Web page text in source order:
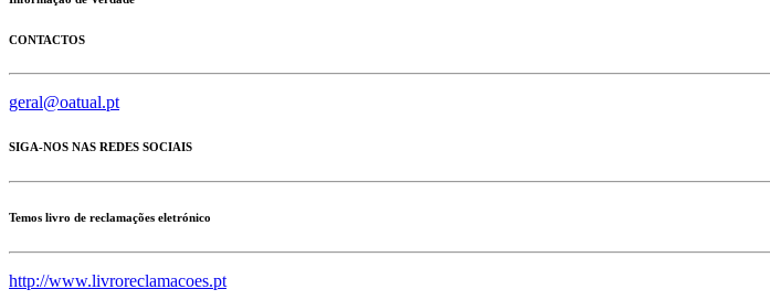
CONTACTOS
geral@oatual.pt
SIGA-NOS NAS REDES SOCIAIS
Temos livro de reclamações eletrónico
http://www.livroreclamacoes.pt